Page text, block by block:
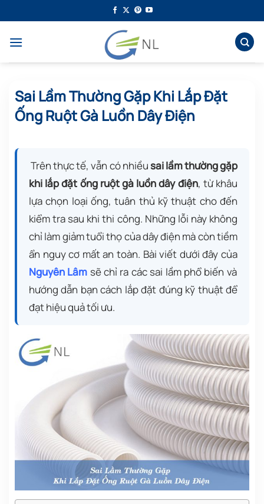
qua
dung
Sai Lầm Thường Gặp Khi Lắp Đặt
Ống Ruột Gà Luồn Dây Điện
Trên thực tế, vẫn có nhiềusai lầm thường gặp
khi lắp đặt ống ruột gà luồn dây điện, từ khâu
lựa chọn loại ống, tuân thủ kỹ thuật cho đến
kiểm tra sau khi thi công. Những lỗi này không
chỉ làm giảm tuổi thọ của dây điện mà còn tiềm
ẩn nguy cơ mất an toàn. Bài viết dưới đây của
Nguyên Lâm sẽ chỉ ra các sai lầm phổ biến và
hướng dẫn bạn cách lắp đặt đúng kỹ thuật để
đạt hiệu quả tối ưu.